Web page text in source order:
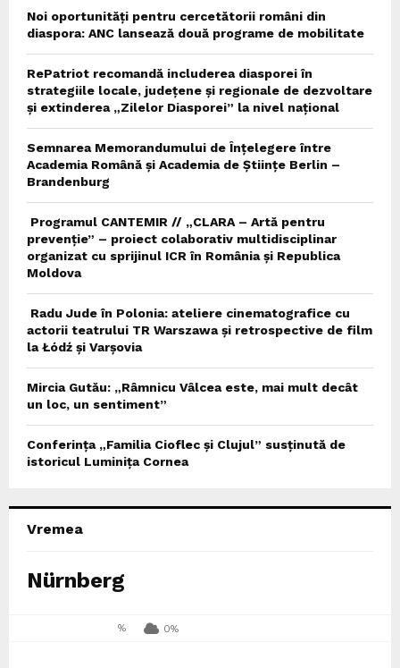
Noi oportunități pentru cercetătorii români din
diaspora: ANC lansează două programe de mobilitate
RePatriot recomandă includerea diasporei în
strategiile locale, județene și regionale de dezvoltare
și extinderea „Zilelor Diasporei” la nivel național
Semnarea Memorandumului de Înțelegere între
Academia Română și Academia de Științe Berlin –
Brandenburg
Programul CANTEMIR // „CLARA – Artă pentru
prevenție” – proiect colaborativ multidisciplinar
organizat cu sprijinul ICR în România și Republica
Moldova
Radu Jude în Polonia: ateliere cinematografice cu
actorii teatrului TR Warszawa și retrospective de film
la Łódź și Varșovia
Mircia Gutău: „Râmnicu Vâlcea este, mai mult decât
un loc, un sentiment”
Conferința „Familia Cioflec și Clujul” susținută de
istoricul Luminița Cornea
Vremea
Nürnberg
% 0%